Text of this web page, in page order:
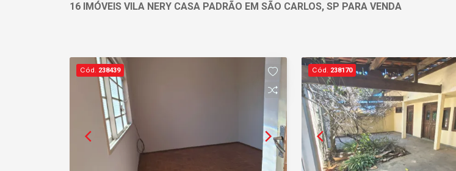
16 IMÓVEIS VILA NERY CASA PADRÃO EM SÃO CARLOS, SP PARA VENDA
Cód. 238439 Cód. 238170